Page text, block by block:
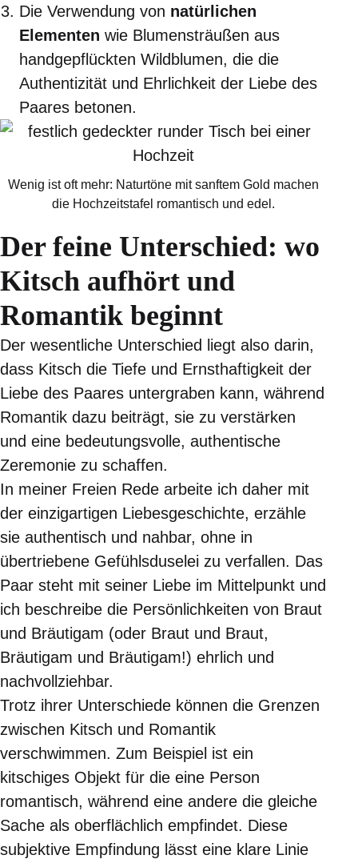
Die Verwendung von natürlichen
Elementen wie Blumensträußen aus
handgepflückten Wildblumen, die die
Authentizität und Ehrlichkeit der Liebe des
Paares betonen.
Wenig ist oft mehr: Naturtöne mit sanftem Gold machen
die Hochzeitstafel romantisch und edel.
Der feine Unterschied: wo
Kitsch aufhört und
Romantik beginnt
Der wesentliche Unterschied liegt also darin,
dass Kitsch die Tiefe und Ernsthaftigkeit der
Liebe des Paares untergraben kann, während
Romantik dazu beiträgt, sie zu verstärken
und eine bedeutungsvolle, authentische
Zeremonie zu schaffen.
In meiner Freien Rede arbeite ich daher mit
der einzigartigen Liebesgeschichte, erzähle
sie authentisch und nahbar, ohne in
übertriebene Gefühlsduselei zu verfallen. Das
Paar steht mit seiner Liebe im Mittelpunkt und
ich beschreibe die Persönlichkeiten von Braut
und Bräutigam (oder Braut und Braut,
Bräutigam und Bräutigam!) ehrlich und
nachvollziehbar.
Trotz ihrer Unterschiede können die Grenzen
zwischen Kitsch und Romantik
verschwimmen. Zum Beispiel ist ein
kitschiges Objekt für die eine Person
romantisch, während eine andere die gleiche
Sache als oberflächlich empfindet. Diese
subjektive Empfindung lässt eine klare Linie